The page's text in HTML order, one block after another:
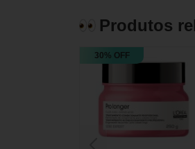
Produtos
30% OFF